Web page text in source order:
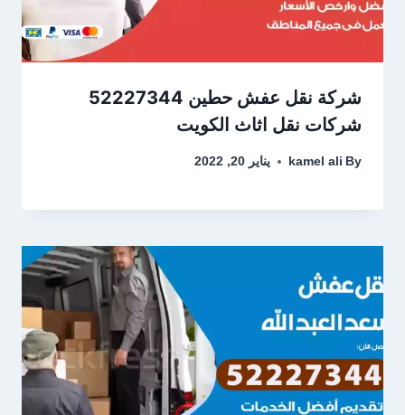
شركة نقل عفش حطين 52227344
شركات نقل اثاث الكويت
By
kamel ali يناير 20, 2022